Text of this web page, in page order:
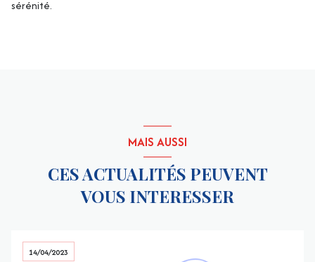
sérénité.
MAIS AUSSI
CES ACTUALITÉS PEUVENT
VOUS INTERESSER
14/04/2023